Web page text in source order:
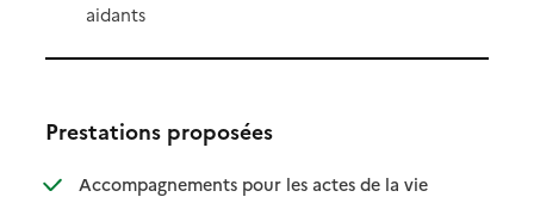
aidants
Prestations proposées
Accompagnements pour les actes de la vie